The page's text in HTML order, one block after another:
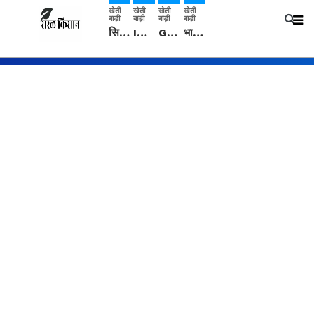
खेती
बाड़ी
सिरसा: कृषि विज्ञान केंद्र की बैठक में फसल बीमा विधि कारण व कृषि उद्यमिता बढ़ावा देने पर चर्चा
खेती
बाड़ी
IMD: राजस्थान में प्री-मानसून की सामान्य से 74% अधिक बारिश, दस्तक में देरी और मानसून कमजोर रहेगा
खेती
बाड़ी
Guar Ka Rate: ग्वार के भाव में हल्की बढ़ोतरी, बढ़ सकता है बुवाई का रकबा
खेती
बाड़ी
भारत में 29 मई से शुरु होगी प्री-मानसून बारिश, ECMWF विदेशी मौसम एजेंसी का पूर्वानुमान